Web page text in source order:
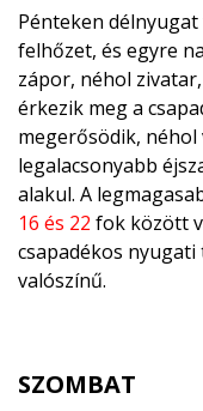
Pénteken
felhőzet, és egyre
zápor, néhol
érkezik meg a
megerősödik,
legalacsonyabb
alakul. A
16 és 22 fok között
csapadékos nyugati
valószínű.
SZOMBAT